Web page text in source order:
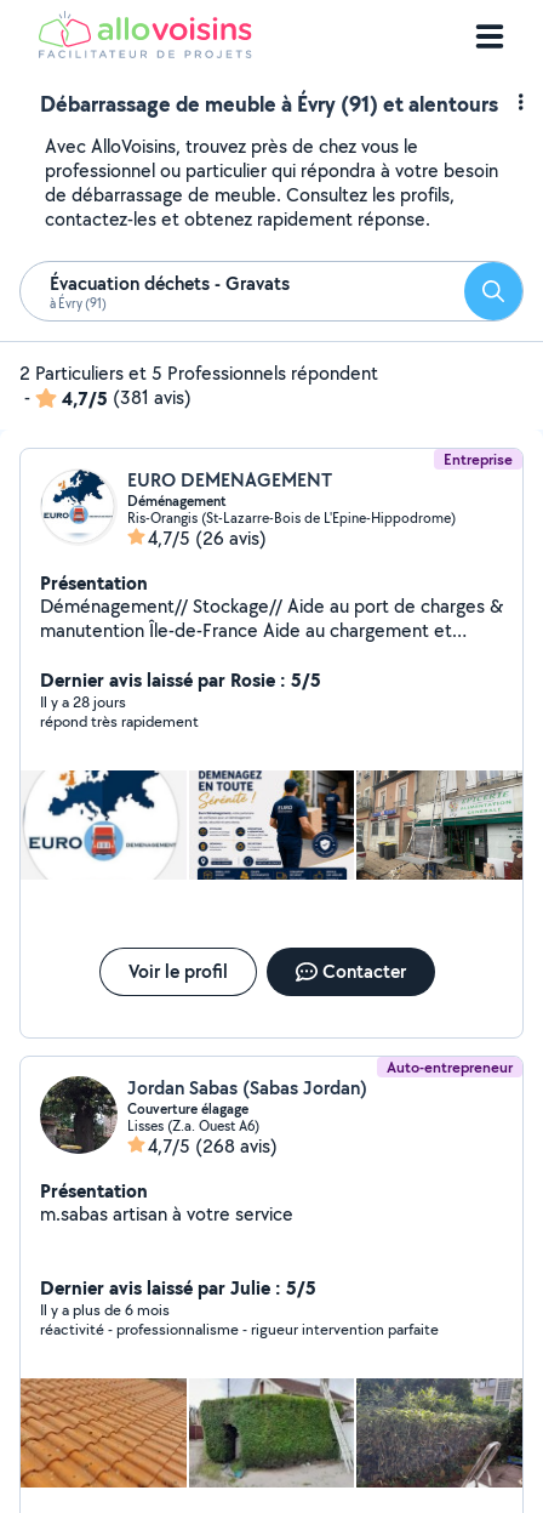
Débarrassage de meuble à Évry (91) et alentours
Avec AlloVoisins, trouvez près de chez vous le
professionnel ou particulier qui répondra à votre besoin
de débarrassage de meuble. Consultez les profils,
contactez-les et obtenez rapidement réponse.
Évacuation déchets - Gravats
à Évry (91)
2 Particuliers et 5 Professionnels répondent
-
4,7/5 (381 avis)
Entreprise
EURO DEMENAGEMENT
Déménagement
Ris-Orangis (St-Lazarre-Bois de L'Epine-Hippodrome)
4,7/5 (26 avis)
Présentation
Déménagement// Stockage// Aide au port de charges &
manutention Île-de-France Aide au chargement et
lourds Aide pour déplacer du mobilier dans un logement
Montage et démontage simple de meubles Monte-
Charge disponible Zone : Île-de-France et alentours
compétitifs! Sérieux, ponctuel et soigneux !
Dernier avis laissé par Rosie : 5/5
Il y a 28 jours
répond très rapidement
Voir le profil Contacter
Auto-entrepreneur
Jordan Sabas (Sabas Jordan)
Couverture élagage
Lisses (Z.a. Ouest A6)
4,7/5 (268 avis)
Présentation
m.sabas artisan à votre service
Dernier avis laissé par Julie : 5/5
Il y a plus de 6 mois
réactivité - professionnalisme - rigueur intervention parfaite